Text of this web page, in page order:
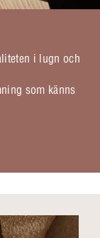
i lugn och
som känns